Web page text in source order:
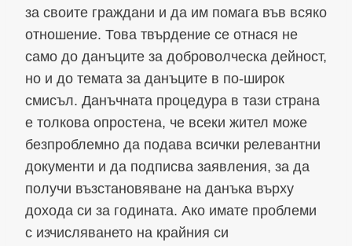
за своите граждани и да им помага във всяко
отношение. Това твърдение се отнася не
само до данъците за доброволческа дейност,
но и до темата за данъците в по-широк
смисъл. Данъчната процедура в тази страна
е толкова опростена, че всеки жител може
безпроблемно да подава всички релевантни
документи и да подписва заявления, за да
получи възстановяване на данъка върху
дохода си за годината. Ако имате проблеми
с изчисляването на крайния си